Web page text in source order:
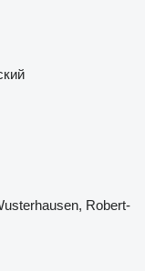
Robert-